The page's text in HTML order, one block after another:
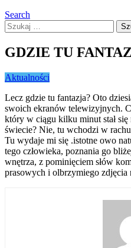
Search
Szukaj:
GDZIE TU
Aktualności
Lecz gdzie tu fantazja? Oto
swoich ekranów telewizyj­nych.
który w ciągu kilku minut stał
świecie? Nie, tu wchodzi w
Tu wydaje mi się .istotne owo
tego człowieka, poznania go
wnętrza, z pominięciem słów
praso­wych i olbrzymiego zdjęcia